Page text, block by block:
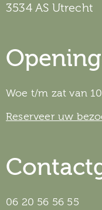
3534 AS Utrecht
Woe t/m zat van
Reserveer uw
06 20 56 56 55